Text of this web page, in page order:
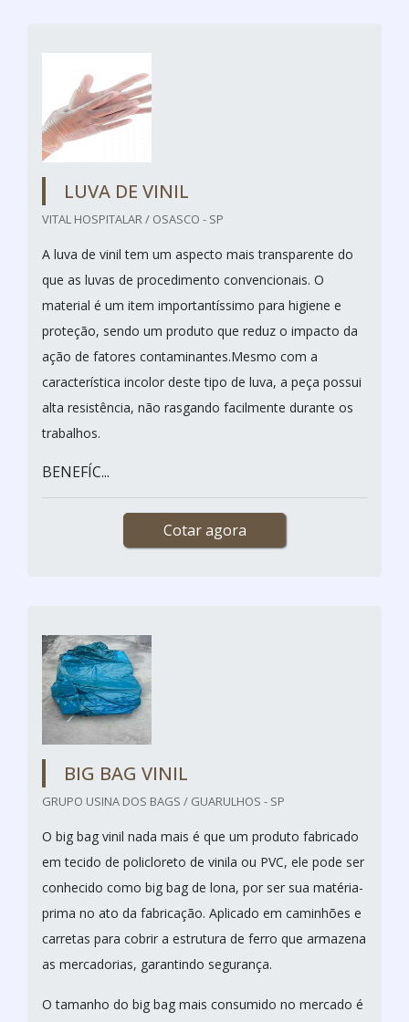
LUVA DE VINIL
VITAL HOSPITALAR / OSASCO - SP
A luva de vinil tem um aspecto mais transparente do
que as luvas de procedimento convencionais. O
material é um item importantíssimo para higiene e
proteção, sendo um produto que reduz o impacto da
ação de fatores contaminantes.Mesmo com a
característica incolor deste tipo de luva, a peça possui
alta resistência, não rasgando facilmente durante os
trabalhos.
BENEFÍC...
Cotar agora
BIG BAG VINIL
GRUPO USINA DOS BAGS / GUARULHOS - SP
O big bag vinil nada mais é que um produto fabricado
em tecido de policloreto de vinila ou PVC, ele pode ser
conhecido como big bag de lona, por ser sua matéria-
prima no ato da fabricação. Aplicado em caminhões e
carretas para cobrir a estrutura de ferro que armazena
as mercadorias, garantindo segurança.
O tamanho do big bag mais consumido no mercado é